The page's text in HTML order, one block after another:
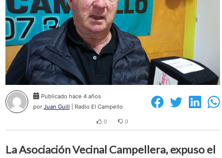
Publicado hace 4 años
por Juan Guill | Radio El Campello
0 0
La Asociación Vecinal Campellera, expuso el